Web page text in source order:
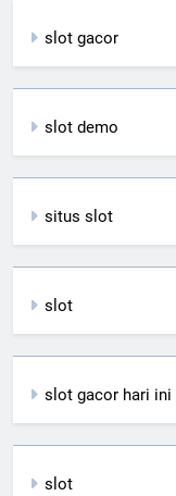
slot gacor
slot demo
situs slot
slot
slot gacor hari ini
slot